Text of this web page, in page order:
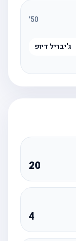
50
'
ג'יבריל דיופ
20